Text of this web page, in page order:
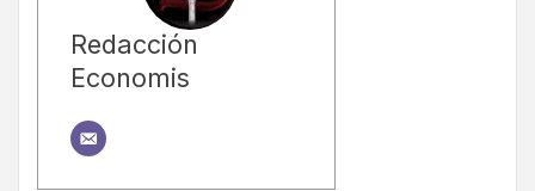
Redacción
Economis